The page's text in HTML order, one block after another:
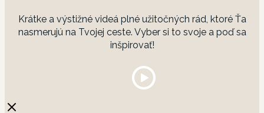
Krátke a výstižné videá plné užitočných rád, ktoré Ťa
nasmerujú na Tvojej ceste. Vyber si to svoje a poď sa
inšpirovať!